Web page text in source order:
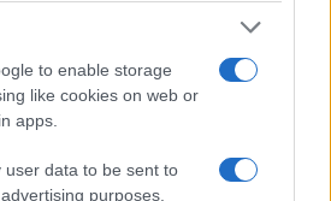
to enable storage
like cookies on web or
apps.
user data to be sent to
purposes.
ad ambienti contenuti e a
chiarezza vocale piuttosto
Chi necessita di un impatto
dovrebbe orientarsi verso
. La sostenibilità è
le aziende leader valutano